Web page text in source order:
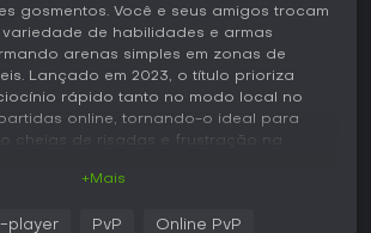
gosmentos. Você e seus amigos trocam
de habilidades e armas
arenas simples em zonas de
Lançado em 2023, o título prioriza
rápido tanto no modo local no
online, tornando-o ideal para
cheias de risadas e frustração na
+Mais
player PvP Online PvP